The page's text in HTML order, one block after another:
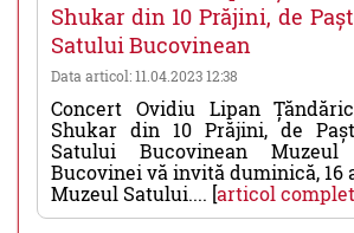
Shukar din 10 Prăjini, de
Satului Bucovinean
Data articol: 11.04.2023 12:38
Concert Ovidiu Lipan
Shukar din 10 Prăjini, de
Satului Bucovinean
Bucovinei vă invită duminică, 16
Muzeul Satului.... [articol complet